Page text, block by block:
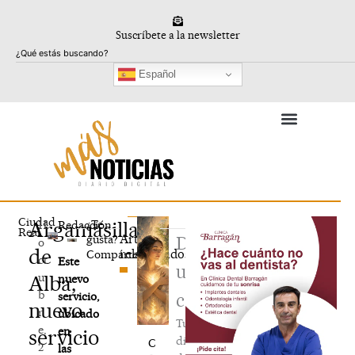
Suscríbete a la newsletter
Buscar
Español
Ciudad
RealArgamasilla
de
Alba,
nuevo
servicio
11
o
ct
u
b
r
e,
2
Redacción
Este
nuevo
servicio,
ubicado
en
las
¿Te
gusta?
Compártelo
Artículos
relacionados
C
Deja
un
comentario
Tu
dirección